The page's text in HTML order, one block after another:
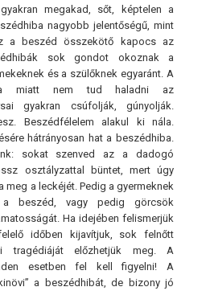
megakad, sőt, képtelen a
nagyobb jelentőségű, mint
a beszéd összekötő kapocs az
sok gondot okoznak a
és a szülőknek egyaránt. A
miatt nem tud haladni az
gyakran csúfolják, gúnyolják.
Beszédfélelem alakul ki nála.
hátrányosan hat a beszédhiba.
sokat szenved az a dadogó
osztályzattal büntet, mert úgy
meg a leckéjét. Pedig a gyermeknek
a beszéd, vagy pedig görcsök
Ha idejében felismerjük
időben kijavítjuk, sok felnőtt
tragédiáját előzhetjük meg. A
esetben fel kell figyelni! A
a beszédhibát, de bizony jó